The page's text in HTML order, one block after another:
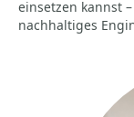
einsetzen kannst
nachhaltiges